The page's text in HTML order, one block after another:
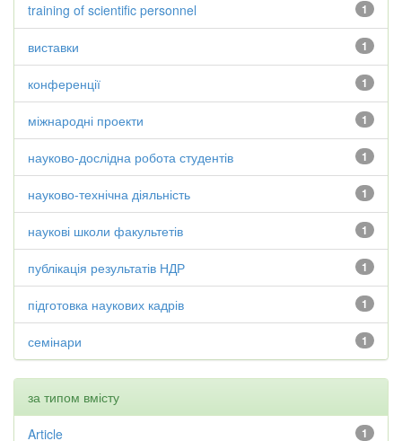
1
training of scientific personnel
1
виставки
1
конференції
1
міжнародні проекти
1
науково-дослідна робота студентів
1
науково-технічна діяльність
1
наукові школи факультетів
1
публікація результатів НДР
1
підготовка наукових кадрів
1
семінари
за типом вмісту
1
Article